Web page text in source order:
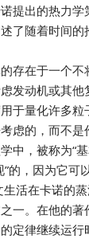
提出的热力
了随着时间的
存在于一个不
发动机或其
于量化许多
虑的，而不
中，被称为“
”的，因为它可
生活在卡诺的
一。在他的
定律继续运